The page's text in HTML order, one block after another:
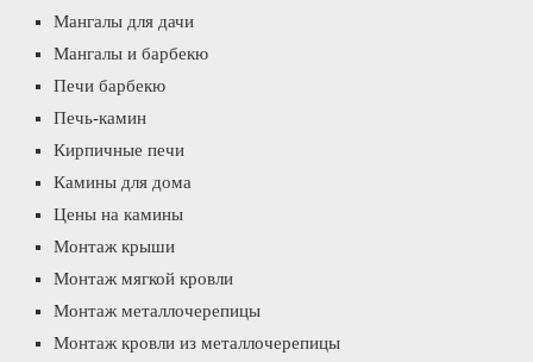
Мангалы для дачи
Мангалы и барбекю
Печи барбекю
Печь-камин
Кирпичные печи
Камины для дома
Цены на камины
Монтаж крыши
Монтаж мягкой кровли
Монтаж металлочерепицы
Монтаж кровли из металлочерепицы